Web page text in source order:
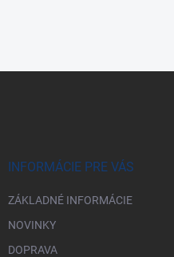
INFORMÁCIE PRE VÁS
ZÁKLADNÉ INFORMÁCIE
NOVINKY
DOPRAVA